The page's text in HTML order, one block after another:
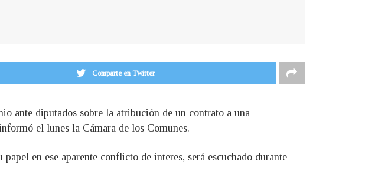
Comparte en Twitter
ante diputados sobre la atribución de un contrato a una
el lunes la Cámara de los Comunes.
en ese aparente conflicto de interes, será escuchado durante